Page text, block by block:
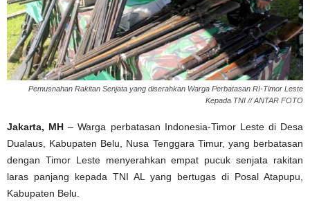
Pemusnahan Rakitan Senjata yang diserahkan Warga Perbatasan RI-Timor Leste
Kepada TNI // ANTAR FOTO
Jakarta, MH– Warga perbatasan Indonesia-Timor Leste di Desa
Dualaus, Kabupaten Belu, Nusa Tenggara Timur, yang berbatasan
dengan Timor Leste menyerahkan empat pucuk senjata rakitan
laras panjang kepada TNI AL yang bertugas di Posal Atapupu,
Kabupaten Belu.